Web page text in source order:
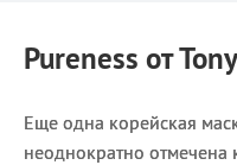
Pureness от
Еще одна корейская
неоднократно отмечена